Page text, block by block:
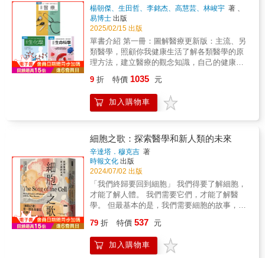
腦機結合等尖端科技，能夠如何幫助人類在未
來過上更好的生活呢？▎國內外推薦「一場百
年一遇的冠狀病毒瘟疫，讓我們見識到在醫學
昌明的今天，人類仍輕易受制於微生物而被搞
得七葷八素。然而，讀了這本有趣的書，會更
瞭解到即使沒有哀鴻遍野的疫情，我們的行為
和心理也早就飽受微生物的影響。除此之外，
代生命科學的諸多新發現，讓我們多方地認識
自己，並且看見微生物、基因、環境等複雜交
互作用帶給人類的全新可能性。」──黃貞祥
淺顯易懂和讓人為之驚嘆的筆法，讓我們重新
認識「真實的我到底是什麼樣子？」雖然我們
很容易就相信是自己掌握了命運，但重新認識
自己的內在外在其實受到了不可見力量的影
響，會讓你大開眼界。」──大衛．伊葛門
（David Eagleman），博士、史丹佛大學神經
科學家、作家、美國公共電視PBS《大腦》
為什麼會這樣？》在某種程度上是結合了哲學
的科普書。它融合了作者的親切和智慧，讓我
們瞭解自己這臺生物機器。它使我對於身處的
世代的繁衍而延續下去。第三章 基因與疾病許
多疾病與基因密切相關。有些基因突變會導致
罕見的遺傳病，而常見的癌症、糖尿病等慢性
病，也可能和基因有一定的關聯。第四章 基因
與治療從基因檢測、精準醫療到 CRISPR 編輯
技術，基因不再只是診斷的工具，更可能成為
然選擇，到現代基因組學的證據，我們可以清
第六章 基因與食物基因與食物的關係，不僅是
農業與科技的結合，也牽涉到人類健康與未來
糧食的永續。第七章 基因與人生基因影響的不
只是生理，更與我們的人生經歷緊密相連。從
天賦、個性到壽命長短，基因在其中都扮演角
色。基因從來不是命運的「鎖鏈」，而是人生
的「劇本」。而這本書，帶我們拿到那本劇
本，翻開它、理解它、甚至在某些時候——重
寫它。歡迎你，走進基因的世界。我們將從這
裡，重新認識我們自己。
膚效果」的膠原蛋白。不過，蛋白質不僅是人
類生存的重要食物營養，在維持「生命」的各
種活動時，也是極端重要的工作者。比如，在
人體進行新陳代謝時，如果沒有酵素做為觸
媒，很多代謝反應無法正常進行，而酵素也是
一種蛋白質。此外，人體的各種疾病也都多多
少少與蛋白質相關。有時候，是缺乏生命活動
使得正常的生命活動無法繼續；有些時候，異
常蛋白質累積，會像阿茲海默氏症、巴金森症
或傳染性海綿狀腦病（如狂牛症）一樣，損害
地，蛋白質是我們生命活動中的主角。本書作
者將蛋白質的合成比擬成人的出生、蛋白質的
摺疊就如同人的成長，也會像青少年走上歹路
一樣而產生變性凝集、蛋白質內部也有明信片
和包裹式的不同運輸體系、成熟之後也會邁向
死亡（自噬或分解），甚至蛋白質也有其一套
品質管理的機制等，精妙的譬喻和簡明扼要的
運作方式，是了解生命科學應該一讀的最佳入
門！【好評推薦】閱讀這本認識生命科學的第
一本書，閱讀相關的科普書籍雜誌，會是很有
楊朝傑、生田哲、李銘杰、高慧芸、林峻宇 著 、
陳弘昕、傅珀瑩、林俸瑜、江君理、劉思廷
易博士 出版
2025/02/15 出版
單書介紹 第一冊：圖解醫療更新版：主流、另
類醫學，照顧你我健康生活了解各類醫學的原
理方法，建立醫療的觀念知識，自己的健康，
的思維邏輯，治療的方法手段也有極大差異，
如何不延誤治療時機，找到適合的治療方式，
是現代人在面對醫療問題時必須判斷的重要課
點侷限，才能充分善用現代醫學資源，盡速解
決問題、恢復身心健康。本書以宏觀的角度呈
現整體醫學領域，涵蓋當今主流西醫體系必備
的基礎醫學原理介紹、臨床醫學的內科學與外
科學、檢驗與影像醫學、預防及保健醫學等重
要分類，此外，也言簡意賅的解說近來愈發受
到關注的傳統中醫學與另類及輔助醫學等。帶
領讀者全方面了解醫學分工，主動參與自己身
體的醫療權利，在合適時機採用最洽當的醫療
二冊：圖解生化學更新版：從分子層次化為生
命奧援的體內工程為什麼吃魚會變聰明？為什
9 折 特價 1035 元
加入購物車
細胞之歌：探索醫學和新人類的未來
辛達塔．穆克吉 著
時報文化 出版
2024/07/02 出版
「我們終歸要回到細胞」 我們得要了解細胞，
才能了解人體。 我們需要它們，才能了解醫
學。 但最基本的是，我們需要細胞的故事，來
主、《萬病之王》《基因》作者
&mdash;&mdash;辛達塔．穆克吉最新作品，
本書是一部生命基石的歷史，交織了他擔任醫
79 折 特價 537 元
加入購物車